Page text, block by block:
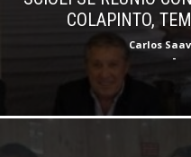
COLAPINTO,
Carlos
-